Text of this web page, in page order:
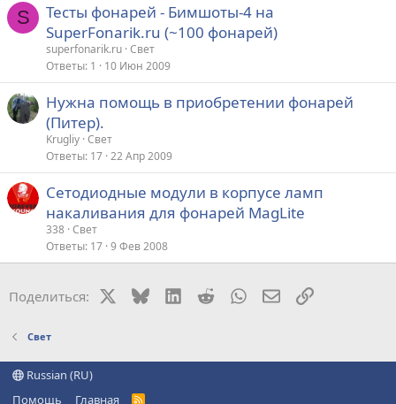
S
Тесты фонарей - Бимшоты-4 на
SuperFonarik.ru (~100 фонарей)
superfonarik.ru Свет
Ответы 1 10 Июн 2009
Нужна помощь в приобретении фонарей
(Питер).
Krugliy Свет
Ответы 17 22 Апр 2009
Сетодиодные модули в корпусе ламп
накаливания для фонарей MagLite
338 Свет
Ответы 17 9 Фев 2008
Поделиться: BlueskyLinkedIn
RedditWhatsAppЭлектронная
Ссылка
Свет
Russian (RU)
Помощь
Главная R